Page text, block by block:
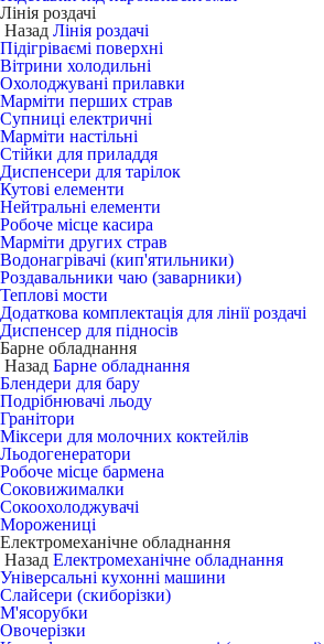
Лінія роздачі
Назад Лінія роздачі
Підігріваємі поверхні
Вітрини холодильні
Охолоджувані прилавки
Марміти перших страв
Супниці електричні
Марміти настільні
Стійки для приладдя
Диспенсери для тарілок
Кутові елементи
Нейтральні елементи
Робоче місце касира
Марміти других страв
Водонагрівачі (кип'ятильники)
Роздавальники чаю (заварники)
Теплові мости
Додаткова комплектація для лінії роздачі
Диспенсер для підносів
Барне обладнання
Назад Барне обладнання
Блендери для бару
Подрібнювачі льоду
Гранітори
Міксери для молочних коктейлів
Льодогенератори
Робоче місце бармена
Соковижималки
Сокоохолоджувачі
Морожениці
Електромеханічне обладнання
Назад Електромеханічне обладнання
Універсальні кухонні машини
Слайсери (скиборізки)
М'ясорубки
Овочерізки